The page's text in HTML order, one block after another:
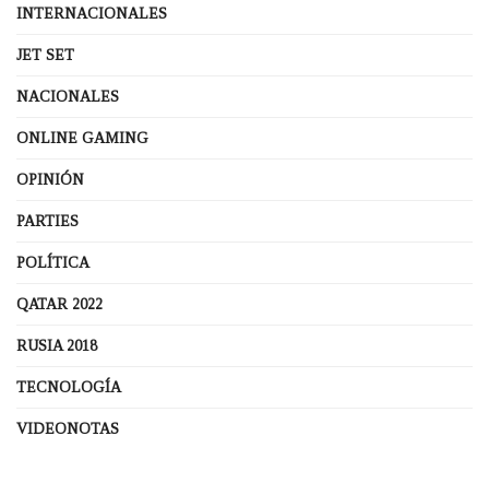
INTERNACIONALES
JET SET
NACIONALES
ONLINE GAMING
OPINIÓN
PARTIES
POLÍTICA
QATAR 2022
RUSIA 2018
TECNOLOGÍA
VIDEONOTAS